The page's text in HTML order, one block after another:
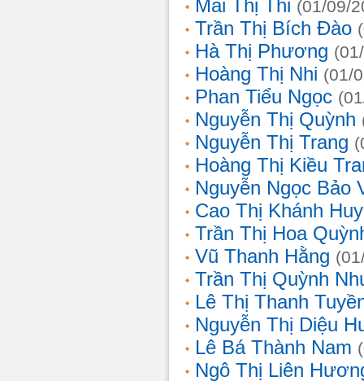
Mai Thị Thi (01/09/
Trần Thị Bích Đào
Hà Thị Phương
Hoàng Thị Nhi (01/
Phan Tiểu Ngọc
Nguyễn Thị Quỳnh
Nguyễn Thị Trang
Hoàng Thị Kiều
Nguyễn Ngọc Bảo
Cao Thị Khánh
Trần Thị Hoa
Vũ Thanh Hằng
Trần Thị Quỳnh
Lê Thị Thanh
Nguyễn Thị Diệu
Lê Bá Thành Nam
Ngô Thị Liên